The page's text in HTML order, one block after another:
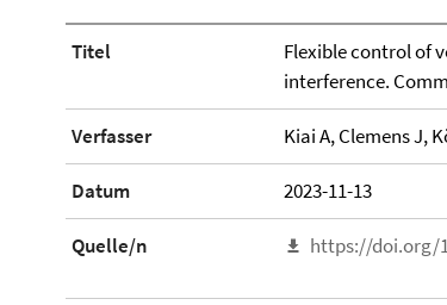
Titel
Flexible control of
interference.
Verfasser Kiai A, Clemens J,
Datum 2023-11-13
Quelle/n https://doi.org/